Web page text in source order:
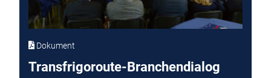
Dokument
Transfrigoroute-Branchendialog